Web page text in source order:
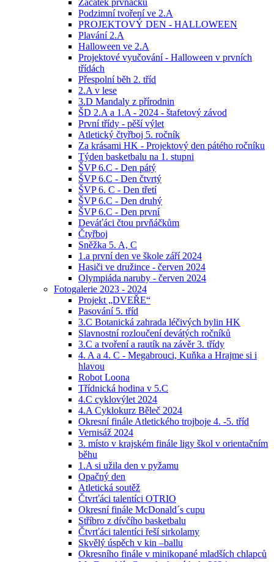
Začátek prvňáčků
Podzimní tvoření ve 2.A
PROJEKTOVÝ DEN - HALLOWEEN
Plavání 2.A
Halloween ve 2.A
Projektové vyučování - Halloween v prvních
třídách
Přespolní běh 2. tříd
2.A v lese
3.D Mandaly z přírodnin
ŠD 2.A a 1.A - 2024 - štafetový závod
První třídy - pěší výlet
Atletický čtyřboj 5. ročník
Za krásami HK - Projektový den pátého ročníku
Týden basketbalu na 1. stupni
ŠVP 6.C - Den pátý
ŠVP 6.C - Den čtvrtý
ŠVP 6. C - Den třetí
ŠVP 6.C - Den druhý
ŠVP 6.C - Den první
Deváťáci čtou prvňáčkům
Čtyřboj
Sněžka 5. A, C
1.a první den ve škole září 2024
Hasiči ve družince - červen 2024
Olympiáda naruby - červen 2024
Fotogalerie 2023 - 2024
Projekt „DVEŘE“
Pasování 5. tříd
3.C Botanická zahrada léčivých bylin HK
Slavnostní rozloučení devátých ročníků
3.C a tvoření a rautík na závěr 3. třídy
4. A a 4. C - Megabrouci, Kuňka a Hrajme si i
hlavou
Robot Loona
Třídnická hodina v 5.C
4.C cyklovýlet 2024
4.A Cyklokurz Běleč 2024
Okresní finále Atletického trojboje 4. -5. tříd
Vernisáž 2024
3. místo v krajském finále ligy škol v orientačním
běhu
1.A si užila den v pyžamu
Opačný den
Atletická soutěž
Čtvrťáci talentíci OTRIO
Okresní finále McDonald´s cupu
Stříbro z dívčího basketbalu
Čtvrťáci talentíci řeší sirkolamy
Skvělý úspěch v kin –ballu
Okresního finále v minikopané mladších chlapců